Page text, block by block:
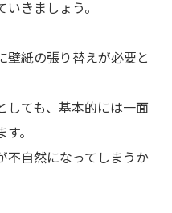
きましょう。
壁紙の張り替えが必要と
しても、基本的には一面
。
不自然になってしまうか